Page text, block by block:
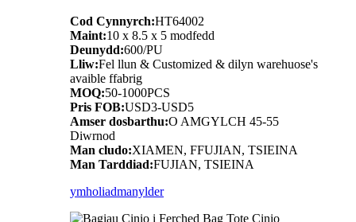
Cod Cynnyrch:HT64002
Maint:10 x 8.5 x 5 modfedd
Deunydd:600/PU
Lliw:Fel llun & Customized & dilyn warehuose's
avaible ffabrig
MOQ:50-1000PCS
Pris FOB:USD3-USD5
Amser dosbarthu:O AMGYLCH 45-55
Diwrnod
Man cludo:XIAMEN, FFUJIAN, TSIEINA
Man Tarddiad:FUJIAN, TSIEINA
ymholiadmanylder